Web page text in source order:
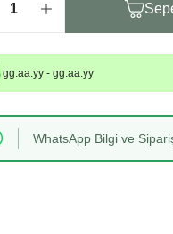
gg.aa.yy - gg.aa.yy
WhatsApp Bilgi ve